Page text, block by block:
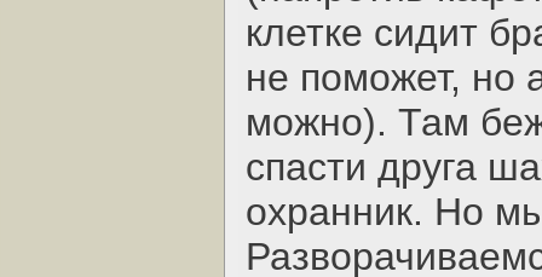
клетке сидит
не поможет, но
можно). Там
спасти друга
охранник. Но